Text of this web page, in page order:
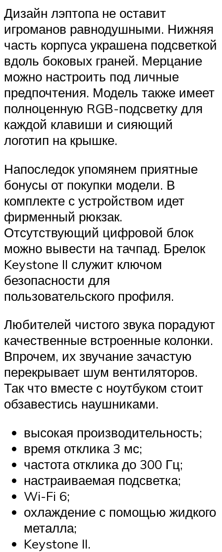
Дизайн лэптопа не оставит
игроманов равнодушными. Нижняя
часть корпуса украшена подсветкой
вдоль боковых граней. Мерцание
можно настроить под личные
предпочтения. Модель также имеет
полноценную RGB-подсветку для
каждой клавиши и сияющий
логотип на крышке.
Напоследок упомянем приятные
бонусы от покупки модели. В
комплекте с устройством идет
фирменный рюкзак.
Отсутствующий цифровой блок
можно вывести на тачпад. Брелок
Keystone II служит ключом
безопасности для
пользовательского профиля.
Любителей чистого звука порадуют
качественные встроенные колонки.
Впрочем, их звучание зачастую
перекрывает шум вентиляторов.
Так что вместе с ноутбуком стоит
обзавестись наушниками.
высокая производительность;
время отклика 3 мс;
частота отклика до 300 Гц;
настраиваемая подсветка;
Wi-Fi 6;
охлаждение с помощью жидкого
металла;
Keystone II.